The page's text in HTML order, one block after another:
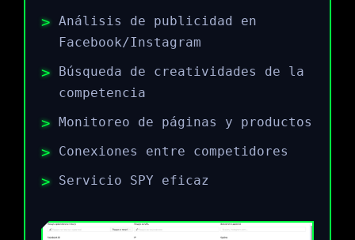
Análisis de publicidad en
Facebook/Instagram
Búsqueda de creatividades de la
competencia
Monitoreo de páginas y productos
Conexiones entre competidores
Servicio SPY eficaz